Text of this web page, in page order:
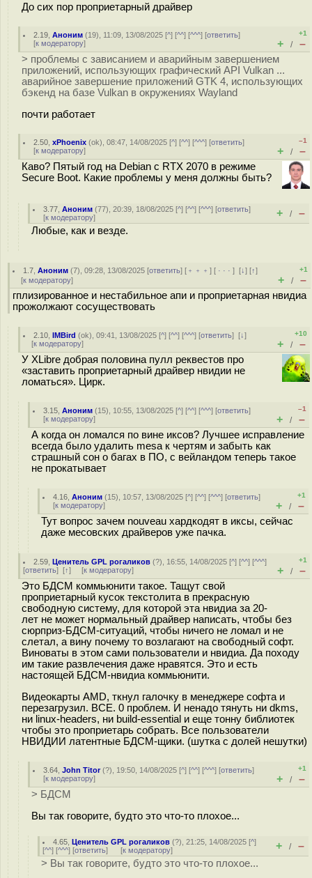
До сих пор проприетарный драйвер
2.19 ,Аноним (19), 11:09, 13/08/2025 [^] [^^] [^^^] [ответить]
[к модератору]
+1
+ / –
> проблемы с зависанием и аварийным завершением
приложений, использующих графический API Vulkan ...
аварийное завершение приложений GTK 4, использующих
бэкенд на базе Vulkan в окружениях Wayland
почти работает
2.50 ,xPhoenix (ok), 08:47, 14/08/2025 [^] [^^] [^^^] [ответить]
[к модератору]
–1
+ / –
Каво? Пятый год на Debian с RTX 2070 в режиме
Secure Boot. Какие проблемы у меня должны быть?
3.77 ,Аноним (77), 20:39, 18/08/2025 [^] [^^] [^^^] [ответить]
[к модератору] + / –
Любые, как и везде.
1.7 ,Аноним (7), 09:28, 13/08/2025 [ответить] [ ﹢﹢﹢] [ · · ·][↓] [↑]
[к модератору]
+1
+ / –
гплизированное и нестабильное апи и проприетарная нвидиа
прожолжают сосуществовать
2.10 ,IMBird (ok), 09:41, 13/08/2025 [^] [^^] [^^^] [ответить][↓]
[к модератору]
+10
+ / –
У XLibre добрая половина пулл реквестов про
«заставить проприетарный драйвер нвидии не
ломаться». Цирк.
3.15 ,Аноним (15), 10:55, 13/08/2025 [^] [^^] [^^^] [ответить]
[к модератору]
–1
+ / –
А когда он ломался по вине иксов? Лучшее исправление
всегда было удалить mesa к чертям и забыть как
страшный сон о багах в ПО, с вейландом теперь такое
не прокатывает
4.16 ,Аноним (15), 10:57, 13/08/2025 [^] [^^] [^^^] [ответить]
[к модератору]
+1
+ / –
Тут вопрос зачем nouveau хардкодят в иксы, сейчас
даже месовских драйверов уже пачка.
2.59 ,Ценитель GPL рогаликов (?), 16:55, 14/08/2025 [^] [^^] [^^^]
[ответить] [↑] [к модератору]
+1
+ / –
Это БДСМ коммьюнити такое. Тащут свой
проприетарный кусок текстолита в прекрасную
свободную систему, для которой эта нвидиа за 20-
лет не может нормальный драйвер написать, чтобы без
сюрприз-БДСМ-ситуаций, чтобы ничего не ломал и не
слетал, а вину почему то возлагают на свободный софт.
Виноваты в этом сами пользователи и нвидиа. Да походу
им такие развлечения даже нравятся. Это и есть
настоящей БДСМ-нвидиа коммьюнити.
Видеокарты AMD, ткнул галочку в менеджере софта и
перезагрузил. ВСЕ. 0 проблем. И ненадо тянуть ни dkms,
ни linux-headers, ни build-essential и еще тонну библиотек
чтобы это проприетарь собрать. Все пользователи
НВИДИИ латентные БДСМ-щики. (шутка с долей нешутки)
3.64 ,John Titor(?), 19:50, 14/08/2025 [^] [^^] [^^^] [ответить]
[к модератору]
+1
+ / –
> БДСМ
Вы так говорите, будто это что-то плохое...
4.65 ,Ценитель GPL рогаликов (?), 21:25, 14/08/2025 [^]
[^^] [^^^] [ответить] [к модератору] + / –
> Вы так говорите, будто это что-то плохое...